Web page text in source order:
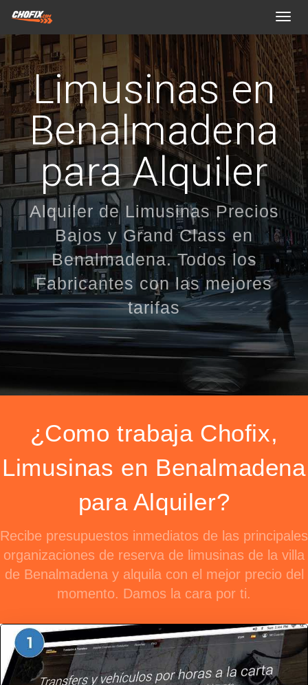
Limusinas en
Benalmadena
para Alquiler
Alquiler de Limusinas Precios
Bajos y Grand Class en
Benalmadena. Todos los
Fabricantes con las mejores
tarifas
¿Como trabaja Chofix,
Limusinas en Benalmadena
para Alquiler?
Recibe presupuestos inmediatos de las principales
organizaciones de reserva de limusinas de la villa
de Benalmadena y alquila con el mejor precio del
momento. Damos la cara por ti.